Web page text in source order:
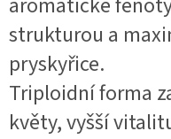
strukturou a
pryskyřice.
Triploidní forma
květy, vyšší